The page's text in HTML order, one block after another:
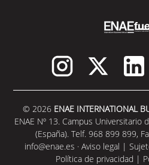
© 2026 ENAE INTERNATIONAL
ENAE Nº 13. Campus Universitario
(España). Telf. 968 899 899,
info@enae.es · Aviso legal |
Política de privacidad |